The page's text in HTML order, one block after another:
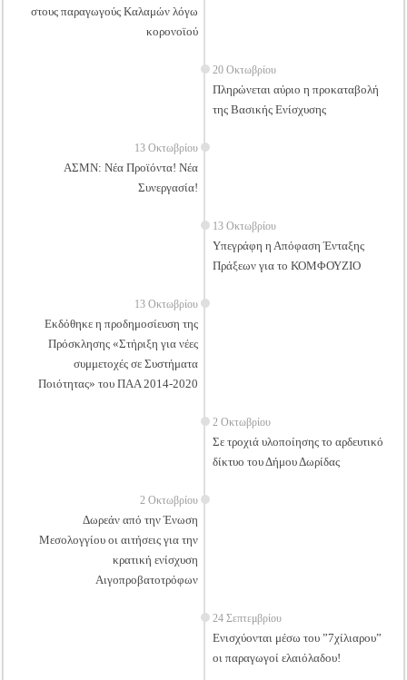
στους παραγωγούς Καλαμών λόγω
κορονοϊού
20 Οκτωβρίου
Πληρώνεται αύριο η προκαταβολή
της Βασικής Ενίσχυσης
13 Οκτωβρίου
ΑΣΜΝ: Νέα Προϊόντα! Νέα
Συνεργασία!
13 Οκτωβρίου
Υπεγράφη η Απόφαση Ένταξης
Πράξεων για το ΚΟΜΦΟΥΖΙΟ
13 Οκτωβρίου
Εκδόθηκε η προδημοσίευση της
Πρόσκλησης «Στήριξη για νέες
συμμετοχές σε Συστήματα
Ποιότητας» του ΠΑΑ 2014-2020
2 Οκτωβρίου
Σε τροχιά υλοποίησης το αρδευτικό
δίκτυο του Δήμου Δωρίδας
2 Οκτωβρίου
Δωρεάν από την Ένωση
Μεσολογγίου οι αιτήσεις για την
κρατική ενίσχυση
Αιγοπροβατοτρόφων
24 Σεπτεμβρίου
Ενισχύονται μέσω του ”7χίλιαρου”
οι παραγωγοί ελαιόλαδου!